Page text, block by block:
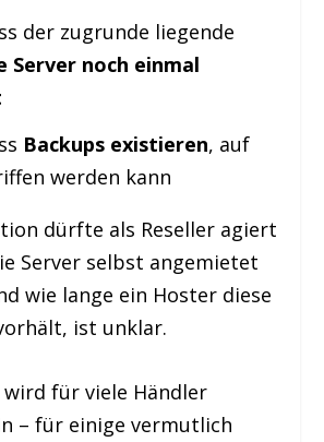
der zugrunde liegende
Server noch einmal
Backups existieren, auf
werden kann
dürfte als Reseller agiert
Server selbst angemietet
wie lange ein Hoster diese
ist unklar.
wird für viele Händler
– für einige vermutlich